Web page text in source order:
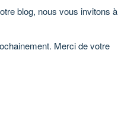
blog, nous vous invitons à
Merci de votre